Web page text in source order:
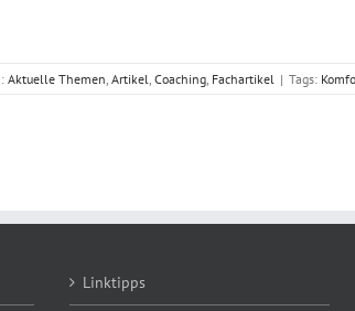
Aktuelle Themen, Artikel, Coaching, Fachartikel | Tags:
Linktipps